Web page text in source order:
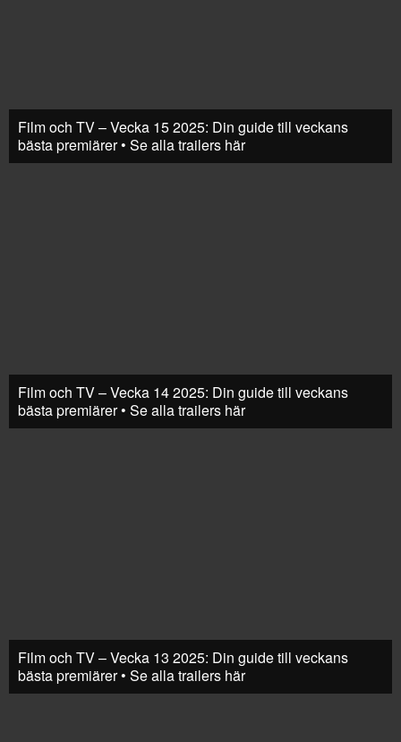
Film och TV – Vecka 15 2025: Din guide till veckans
bästa premiärer • Se alla trailers här
Film och TV – Vecka 14 2025: Din guide till veckans
bästa premiärer • Se alla trailers här
Film och TV – Vecka 13 2025: Din guide till veckans
bästa premiärer • Se alla trailers här